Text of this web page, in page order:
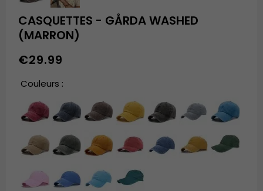
CASQUETTES - GÅRDA WASHED
(MARRON)
€29.99
Couleurs :